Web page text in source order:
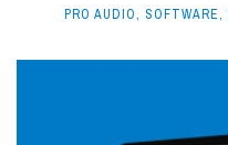
PRO AUDIO, SOFTWARE,